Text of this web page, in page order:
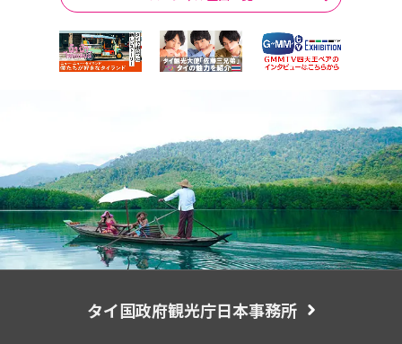
タイ国政府観光庁日本事務所